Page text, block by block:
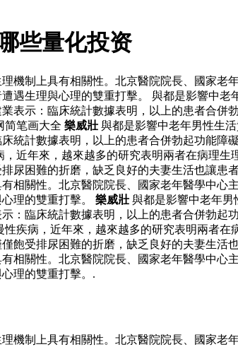
些量化投资
制上具有相關性。北京醫院院長、國家老
遇生理與心理的雙重打擊。 與都是影響中
表示：臨床統計數據表明，以上的患者合併
简笔画大全 樂威壯 與都是影響中老年男性生
計數據表明，以上的患者合併勃起功能障
近年來，越來越多的研究表明兩者在病理
尿困難的折磨，缺乏良好的夫妻生活也讓患
關性。北京醫院院長、國家老年醫學中心
理的雙重打擊。 樂威壯 與都是影響中老年男
臨床統計數據表明，以上的患者合併勃起
疾病，近年來，越來越多的研究表明兩者
受排尿困難的折磨，缺乏良好的夫妻生活
關性。北京醫院院長、國家老年醫學中心
理的雙重打擊。.
制上具有相關性。北京醫院院長、國家老